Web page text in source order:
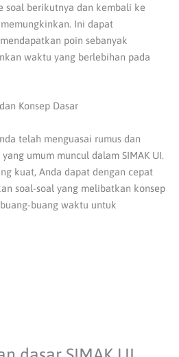
soal berikutnya dan kembali ke
Ini dapat
poin sebanyak
waktu yang berlebihan pada
Konsep Dasar
telah menguasai rumus dan
umum muncul dalam SIMAK UI.
kuat, Anda dapat dengan cepat
soal-soal yang melibatkan konsep
buang waktu untuk